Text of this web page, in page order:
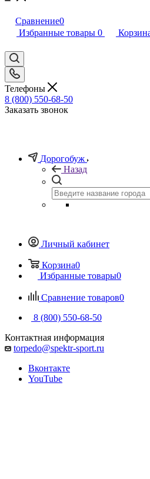
Сравнение0
Избранные товары 0
Телефоны
8 (800) 550-68-50
Заказать звонок
Дорогобуж
Назад
Личный кабинет
Корзина0
Избранные товары0
Сравнение товаров0
8 (800) 550-68-50
Контактная информация
torpedo@spektr-sport.ru
Вконтакте
YouTube